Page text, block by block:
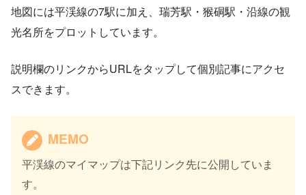
地図には平渓線の7駅に加え、瑞芳駅・猴硐駅・沿線の観
光名所をプロットしています。
説明欄のリンクからURLをタップして個別記事にアクセ
スできます。
MEMO
平渓線のマイマップは下記リンク先に公開していま
す。